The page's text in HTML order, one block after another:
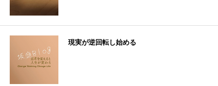
現実が逆回転し始める